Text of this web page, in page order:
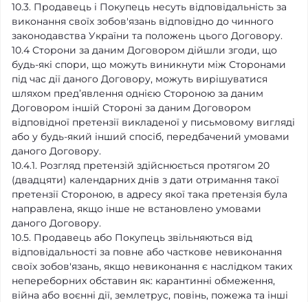
10.3. Продавець і Покупець несуть відповідальність за
виконання своїх зобов'язань відповідно до чинного
законодавства України та положень цього Договору.
10.4 Сторони за даним Договором дійшли згоди, що
будь-які спори, що можуть виникнути між Сторонами
під час дії даного Договору, можуть вирішуватися
шляхом пред’явлення однією Стороною за даним
Договором іншій Стороні за даним Договором
відповідної претензії викладеної у письмовому вигляді
або у будь-який інший спосіб, передбачений умовами
даного Договору.
10.4.1. Розгляд претензій здійснюється протягом 20
(двадцяти) календарних днів з дати отримання такої
претензії Стороною, в адресу якої така претензія була
направлена, якщо інше не встановлено умовами
даного Договору.
10.5. Продавець або Покупець звільняються від
відповідальності за повне або часткове невиконання
своїх зобов'язань, якщо невиконання є наслідком таких
непереборних обставин як: карантинні обмеження,
війна або воєнні дії, землетрус, повінь, пожежа та інші